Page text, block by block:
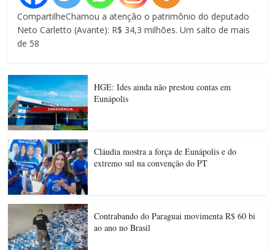
CompartilheChamou a atenção o patrimônio do deputado
Neto Carletto (Avante): R$ 34,3 milhões. Um salto de mais
de 58
HGE: Ides ainda não prestou contas em
Eunápolis
Cláudia mostra a força de Eunápolis e do
extremo sul na convenção do PT
Contrabando do Paraguai movimenta R$ 60 bi
ao ano no Brasil